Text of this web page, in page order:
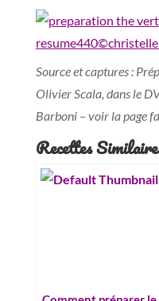
Source et captures :
Olivier Scala, dans le
Barboni – voir la page
Recettes